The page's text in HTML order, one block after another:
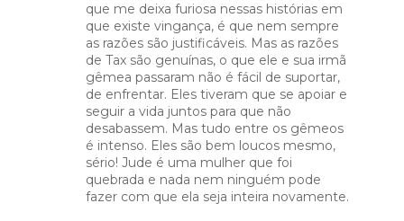
que me deixa furiosa nessas histórias em
que existe vingança, é que nem sempre
as razões são justificáveis. Mas as razões
de Tax são genuínas, o que ele e sua irmã
gêmea passaram não é fácil de suportar,
de enfrentar. Eles tiveram que se apoiar e
seguir a vida juntos para que não
desabassem. Mas tudo entre os gêmeos
é intenso. Eles são bem loucos mesmo,
sério! Jude é uma mulher que foi
quebrada e nada nem ninguém pode
fazer com que ela seja inteira novamente.